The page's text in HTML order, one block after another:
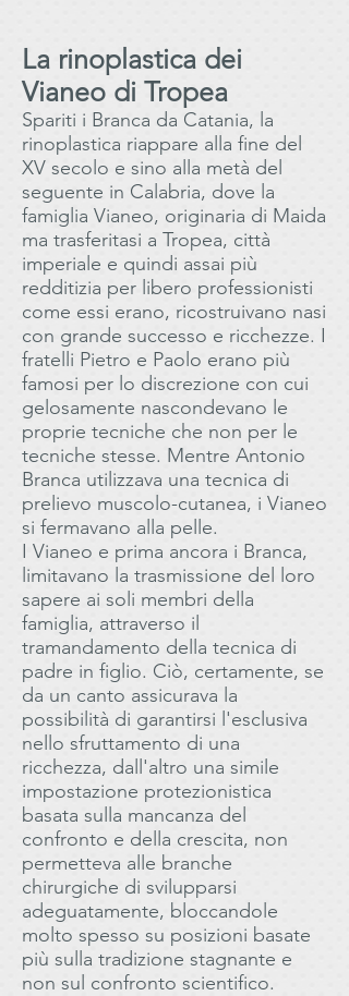
La rinoplastica dei
Vianeo di Tropea
Spariti i Branca da Catania, la
rinoplastica riappare alla fine del
XV secolo e sino alla metà del
seguente in Calabria, dove la
famiglia Vianeo, originaria di Maida
ma trasferitasi a Tropea, città
imperiale e quindi assai più
redditizia per libero professionisti
come essi erano, ricostruivano nasi
con grande successo e ricchezze. I
fratelli Pietro e Paolo erano più
famosi per lo discrezione con cui
gelosamente nascondevano le
proprie tecniche che non per le
tecniche stesse. Mentre Antonio
Branca utilizzava una tecnica di
prelievo muscolo-cutanea, i Vianeo
si fermavano alla pelle.
I Vianeo e prima ancora i Branca,
limitavano la trasmissione del loro
sapere ai soli membri della
famiglia, attraverso il
tramandamento della tecnica di
padre in figlio. Ciò, certamente, se
da un canto assicurava la
possibilità di garantirsi l'esclusiva
nello sfruttamento di una
ricchezza, dall'altro una simile
impostazione protezionistica
basata sulla mancanza del
confronto e della crescita, non
permetteva alle branche
chirurgiche di svilupparsi
adeguatamente, bloccandole
molto spesso su posizioni basate
più sulla tradizione stagnante e
non sul confronto scientifico.